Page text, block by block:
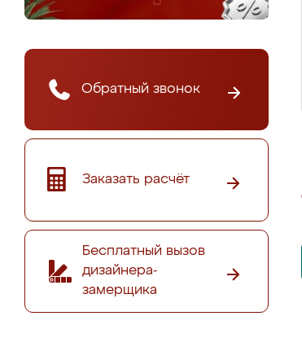
Обратный звонок
Заказать расчёт
Бесплатный вызов
дизайнера-
замерщика